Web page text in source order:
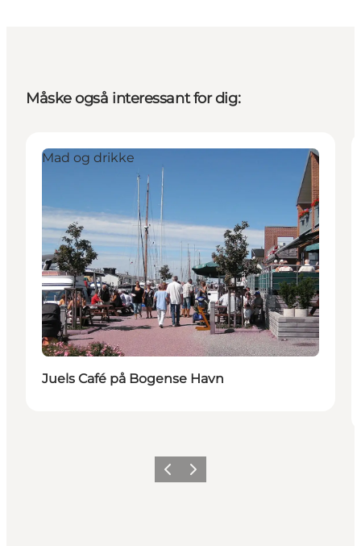
Måske også interessant for dig:
Mad og drikke
Juels Café på Bogense Havn
Forrige billede
Næste billede